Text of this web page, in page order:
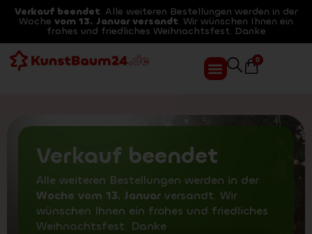
Verkauf beendet. Alle weiteren Bestellungen werden in der
Woche vom 13. Januar versandt. Wir wünschen Ihnen ein
frohes und friedliches Weihnachtsfest. Danke
0
Verkauf beendet
Alle weiteren Bestellungen werden in der
Woche vom 13. Januar versandt. Wir
wünschen Ihnen ein frohes und friedliches
Weihnachtsfest. Danke